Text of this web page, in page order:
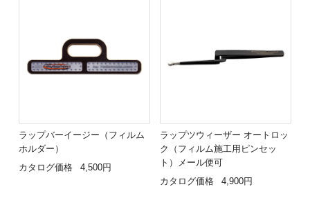
ラップバーイージー（フィルム
ホルダー）
カタログ価格
4,500円
ラップツウィーザー オートロッ
ク（フィルム施工用ピンセッ
ト）メール便可
カタログ価格
4,900円